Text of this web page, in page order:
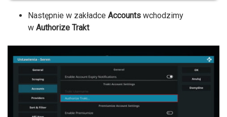
Następnie w zakładce Accounts wchodzimy
w Authorize Trakt